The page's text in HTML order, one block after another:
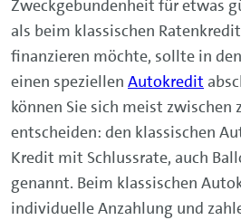
Zweckgebundenheit für etwas
als beim klassischen
finanzieren möchte, sollte in
einen speziellen Autokredit
können Sie sich meist zwischen
entscheiden: den klassischen
Kredit mit Schlussrate, auch
genannt. Beim klassischen
individuelle Anzahlung und